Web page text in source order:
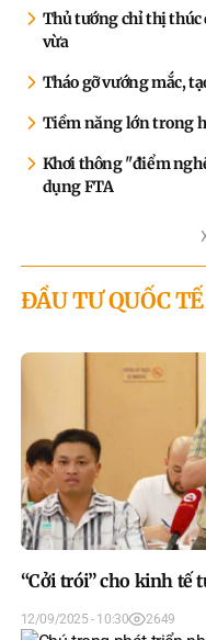
Thủ tướng chỉ thị
vừa
Tháo gỡ vướng mắc,
Tiềm năng lớn trong
Khơi thông "điểm
dụng FTA
ĐẦU TƯ QUỐC TẾ
“Cởi trói” cho kinh tế
12/09/2025 - 10:30 2649